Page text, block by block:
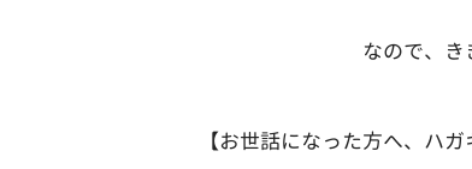
なので、き
【お世話になった方へ、ハ